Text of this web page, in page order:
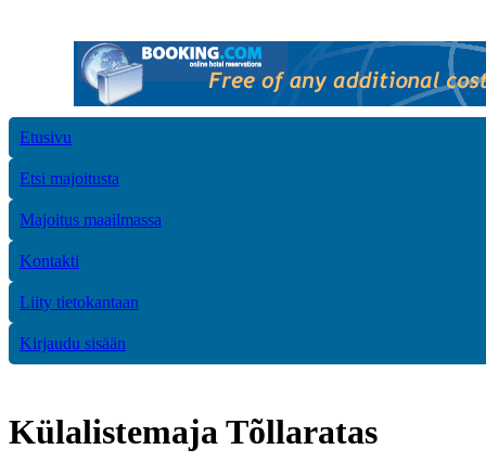
Etusivu
Etsi majoitusta
Majoitus maailmassa
Kontakti
Liity tietokantaan
Kirjaudu sisään
Külalistemaja Tõllaratas